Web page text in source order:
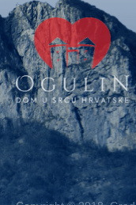
Copyright © 2018.